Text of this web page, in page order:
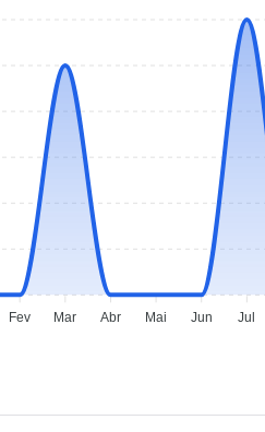
Fev Mar Abr Mai Jun Jul